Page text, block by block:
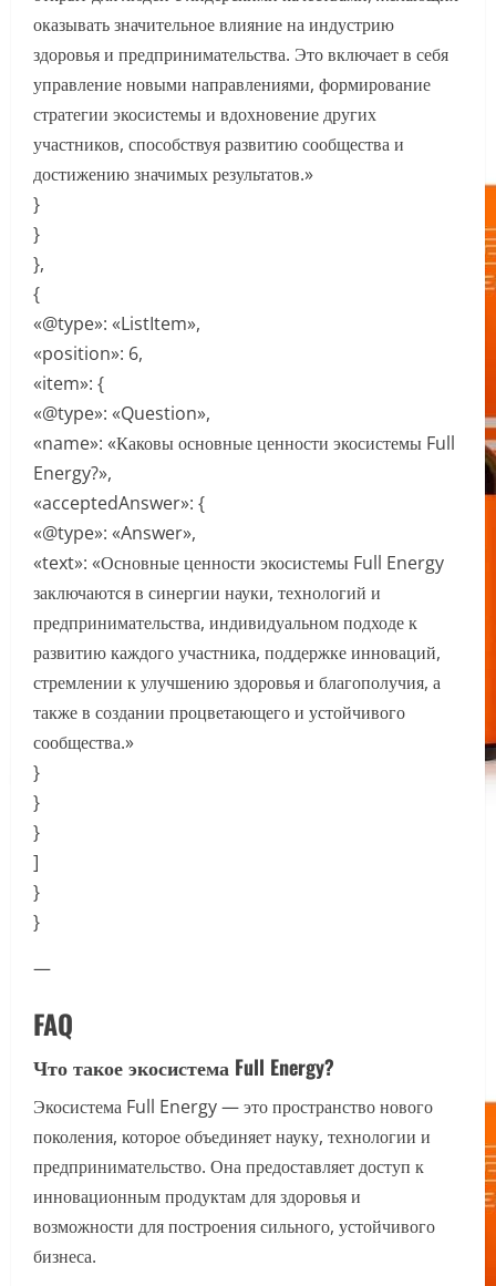
оказывать значительное влияние на индустрию
здоровья и предпринимательства. Это включает в себя
управление новыми направлениями, формирование
стратегии экосистемы и вдохновение других
участников, способствуя развитию сообщества и
достижению значимых результатов.»
}
}
},
{
«@type»: «ListItem»,
«position»: 6,
«item»: {
«@type»: «Question»,
«name»: «Каковы основные ценности экосистемы Full
Energy?»,
«acceptedAnswer»: {
«@type»: «Answer»,
«text»: «Основные ценности экосистемы Full Energy
заключаются в синергии науки, технологий и
предпринимательства, индивидуальном подходе к
развитию каждого участника, поддержке инноваций,
стремлении к улучшению здоровья и благополучия, а
также в создании процветающего и устойчивого
сообщества.»
}
}
}
]
}
}
—
FAQ
Что такое экосистема Full Energy?
Экосистема Full Energy — это пространство нового
поколения, которое объединяет науку, технологии и
предпринимательство. Она предоставляет доступ к
инновационным продуктам для здоровья и
возможности для построения сильного, устойчивого
бизнеса.